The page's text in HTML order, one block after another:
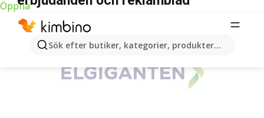
Öppna
Sök efter butiker, kategorier, produkter...